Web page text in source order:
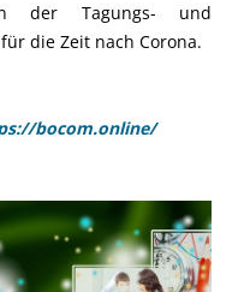
der Tagungs- und
die Zeit nach Corona.
bocom.online/